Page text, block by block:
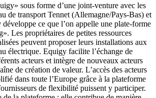
sous forme d’une joint-venture avec les
de transport Tennet (Allemagne/Pays-Bas) et
ce que l’on appelle une plate-forme
Les propriétaires de petites ressources
peuvent proposer leurs installations aux
électrique. Equigy facilite l’échange de
acteurs et intègre de nouveaux acteurs
de création de valeur. L’accès des acteurs
dans toute l’Europe grâce à la plateforme
de flexibilité puissent y participer.